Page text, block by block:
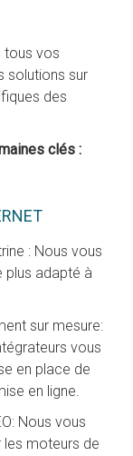
tous vos
solutions sur
des
clés :
: Nous vous
plus adapté à
sur mesure:
vous
en place de
en ligne.
Nous vous
les moteurs de